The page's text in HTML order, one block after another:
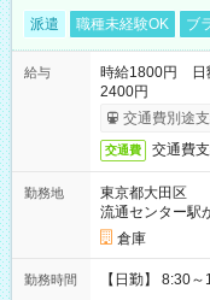
派遣 職種未経験OK ブ
給与
時給1800円 日
2400円
交通費別途
交通費 交通費
勤務地
東京都大田区
流通センター駅
倉庫
勤務時間 【日勤】 8:30